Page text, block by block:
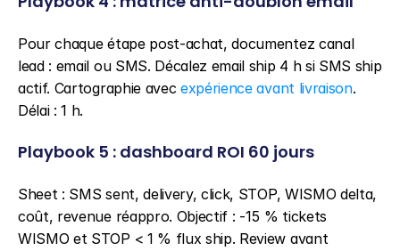
Pour chaque étape post-achat, documentez canal
lead : email ou SMS. Décalez email ship 4 h si SMS ship
actif. Cartographie avec expérience avant livraison.
Délai : 1 h.
Playbook 5 : dashboard ROI 60 jours
Sheet : SMS sent, delivery, click, STOP, WISMO delta,
coût, revenue réappro. Objectif : -15 % tickets
WISMO et STOP < 1 % flux ship. Review avant